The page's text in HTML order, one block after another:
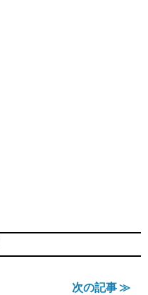
次の記事 ≫